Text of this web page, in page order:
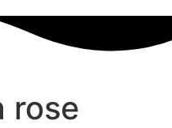
rose